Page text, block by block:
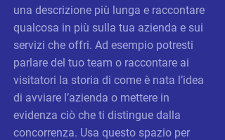
una descrizione più lunga e raccontare
qualcosa in più sulla tua azienda e sui
servizi che offri. Ad esempio potresti
parlare del tuo team o raccontare ai
visitatori la storia di come è nata l’idea
di avviare l’azienda o mettere in
evidenza ciò che ti distingue dalla
concorrenza. Usa questo spazio per